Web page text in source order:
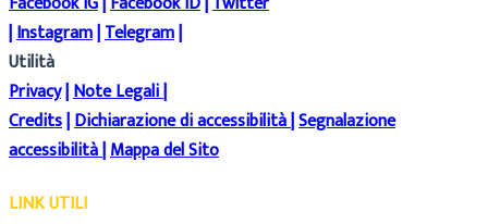
|Instagram|Telegram|
Utilità
Privacy|Note Legali|
Credits|Dichiarazione di accessibilità|Segnalazione
accessibilità|Mappa del Sito
LINK UTILI